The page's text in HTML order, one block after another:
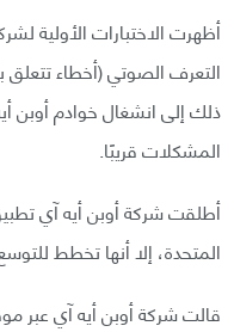
أظهرت الاختبارات الأولية
التعرف الصوتي (أخطاء تتعلق
ذلك إلى انشغال خوادم أوبن
المشكلات قريبًا.
أطلقت شركة أوبن أيه آي
المتحدة، إلا أنها تخطط
قالت شركة أوبن أيه آي عبر